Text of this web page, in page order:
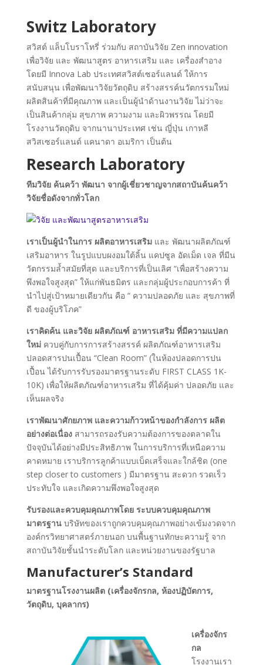
Switz Laboratory
สวิสต์ แล็บโบราโทรี่ ร่วมกับ สถาบันวิจัย Zen innovation
เพื่อวิจัย และ พัฒนาสูตร อาหารเสริม และ เครื่องสำอาง
โดยมี Innova Lab ประเทศสวิสต์เซอร์แลนด์ ให้การ
สนับสนุน เพื่อพัฒนาวิจัยวัตถุดิบ สร้างสรรค์นวัตกรรมใหม่
ผลิตสินค้าที่มีคุณภาพ และเป็นผู้นำด้านงานวิจัย ไม่ว่าจะ
เป็นสินค้ากลุ่ม สุขภาพ ความงาม และผิวพรรณ โดยมี
โรงงานวัตถุดิบ จากนานาประเทศ เช่น ญี่ปุ่น เกาหลี
สวิสเซอร์แลนด์ แคนาดา อเมริกา เป็นต้น
Research Laboratory
ทีมวิจัย ค้นคว้า พัฒนา จากผู้เชี่ยวชาญจากสถาบันค้นคว้า
วิจัยชื่อดังจากทั่วโลก
เราเป็นผู้นำในการ ผลิตอาหารเสริมและ พัฒนาผลิตภัณฑ์
เสริมอาหาร ในรูปแบบผงอมใต้ลิ้น แคปซูล อัดเม็ด เจล ที่มีน
วัตกรรมล้ำสมัยที่สุด และบริการที่เป็นเลิศ “เพื่อสร้างความ
พึงพอใจสูงสุด” ให้แก่พันธมิตร และกลุ่มผู้ประกอบการค้า ที่
นำไปสู่เป้าหมายเดียวกัน คือ “ ความปลอดภัย และ สุขภาพที่
ดี ของผู้บริโภค”
เราคิดค้น และวิจัย ผลิตภัณฑ์ อาหารเสริม ที่มีความแปลก
ใหม่ควบคู่กับการการสร้างสรรค์ ผลิตภัณฑ์อาหารเสริม
ปลอดสารปนเปื้อน “Clean Room” (ในห้องปลอดการปน
เปื้อน ได้รับการรับรองมาตรฐานระดับ FIRST CLASS 1K-
10K) เพื่อให้ผลิตภัณฑ์อาหารเสริม ที่ได้คุ้มค่า ปลอดภัย และ
เห็นผลจริง
เราพัฒนาศักยภาพ และความก้าวหน้าของกำลังการ ผลิต
อย่างต่อเนื่องสามารถรองรับความต้องการของตลาดใน
ปัจจุบันได้อย่างมีประสิทธิภาพ ในการบริการที่เหนือความ
คาดหมาย เราบริการลูกค้าแบบเบ็ดเสร็จและใกล้ชิด (one
step closer to customers ) มีมาตรฐาน สะดวก รวดเร็ว
ประทับใจ และเกิดความพึงพอใจสูงสุด
รับรองและควบคุมคุณภาพโดย ระบบควบคุมคุณภาพ
มาตรฐานบริษัทของเราถูกควบคุมคุณภาพอย่างเข้มงวดจาก
องค์กรวิทยาศาสตร์ภายนอก บนพื้นฐานทักษะความรู้ จาก
สถาบันวิจัยชั้นนำระดับโลก และหน่วยงานของรัฐบาล
Manufacturer’s Standard
มาตรฐานโรงงานผลิต (เครื่องจักรกล, ห้องปฏิบัตการ,
วัตถุดิบ, บุคลากร)
เครื่องจักร
กล
โรงงานเรา